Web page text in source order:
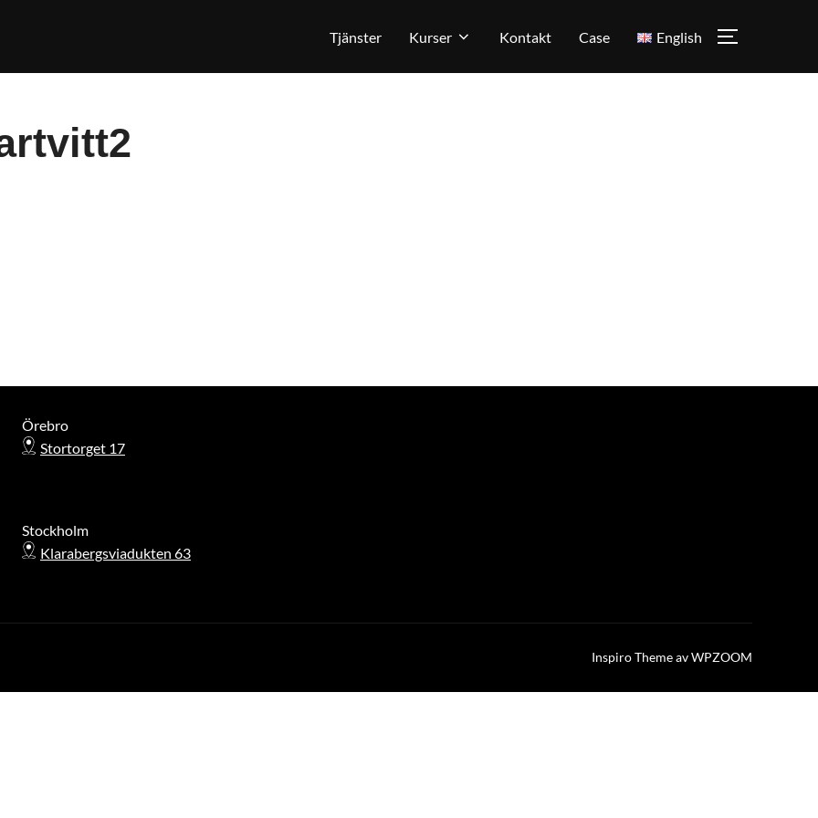
Tjänster Kurser Kontakt Case English SLÅ PÅ/AV
Örebro
Stortorget 17
Stockholm
Klarabergsviadukten 63
Inspiro ThemeavWPZOOM